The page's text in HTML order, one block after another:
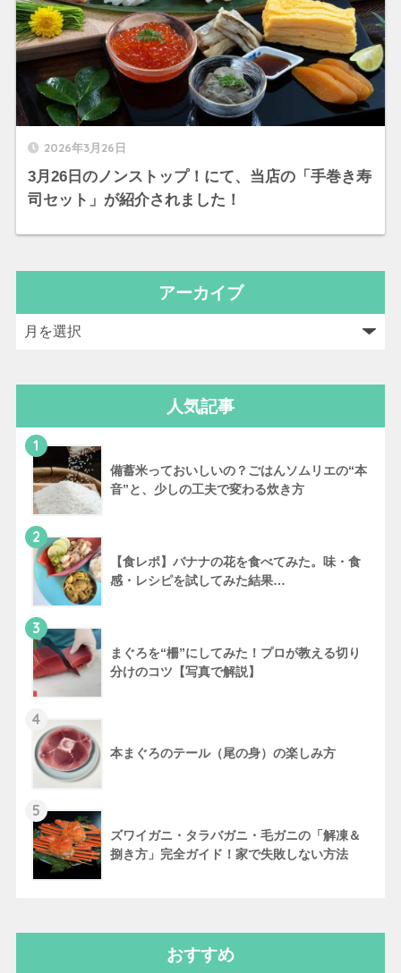
2026年3月26日
3月26日のノンストップ！にて、当店の「手巻き寿
司セット」が紹介されました！
アーカイブ
人気記事
1
備蓄米っておいしいの？ごはんソムリエの“本
音”と、少しの工夫で変わる炊き方
2
【食レポ】バナナの花を食べてみた。味・食
感・レシピを試してみた結果…
3
まぐろを“柵”にしてみた！プロが教える切り
分けのコツ【写真で解説】
4
本まぐろのテール（尾の身）の楽しみ方
5
ズワイガニ・タラバガニ・毛ガニの「解凍＆
捌き方」完全ガイド！家で失敗しない方法
おすすめ